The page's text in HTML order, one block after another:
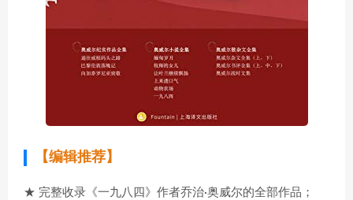
【编辑推荐】
★ 完整收录《一九八四》作者乔治·奥威尔的全部作品；